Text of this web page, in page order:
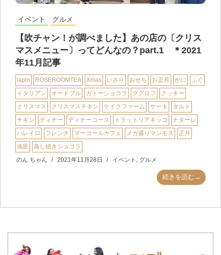
イベント グルメ
【吹チャン！が調べました】あの店の〔クリス
マスメニュー〕ってどんなの？part.1 ＊2021
年11月記事
lapin ROSEROOMTEA Xmas いさり おせち お正月 かに
ふぐ
イタリアン
オードブル ガトーショコラ クグロフ
クッキー
クリスマス
クリスマスチキン ケイクファーム ケーキ
タルト
チキン
ディナー ディナーコース トラットリアキッコ
ナターレ
ハレイロ
フレンチ マーコールカフェ メガ盛りマンモス
正月
漁匠
蒸し焼きショコラ
のん ちゃん
2021年11月28日 イベント グルメ
続きを読む→